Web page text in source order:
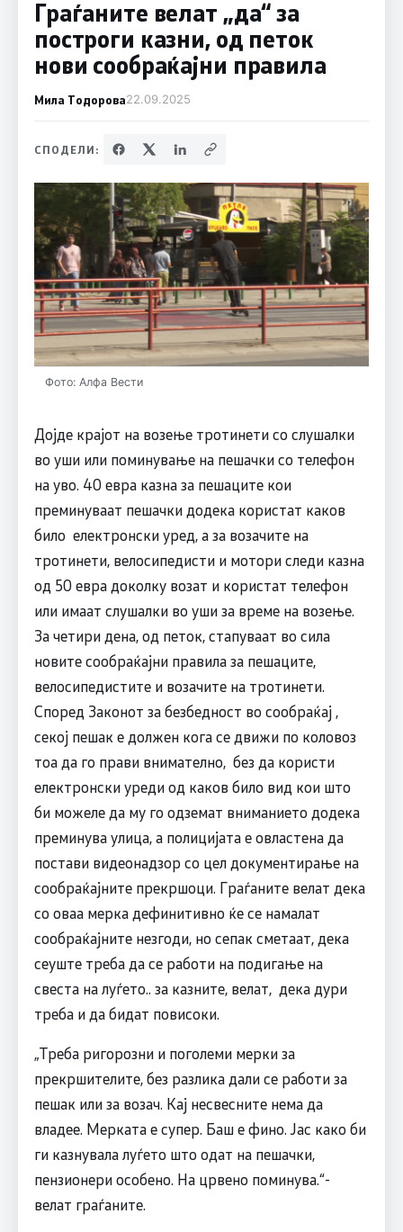
Граѓаните велат „да“ за
построги казни, од петок
нови сообраќајни правила
Мила Тодорова22.09.2025
СПОДЕЛИ:
Фото: Алфа Вести
Дојде крајот на возење тротинети со слушалки
во уши или поминување на пешачки со телефон
на уво. 40 евра казна за пешаците кои
преминуваат пешачки додека користат каков
било електронски уред, а за возачите на
тротинети, велосипедисти и мотори следи казна
од 50 евра доколку возат и користат телефон
или имаат слушалки во уши за време на возење.
За четири дена, од петок, стапуваат во сила
новите сообраќајни правила за пешаците,
велосипедистите и возачите на тротинети.
Според Законот за безбедност во сообраќај ,
секој пешак е должен кога се движи по коловоз
тоа да го прави внимателно, без да користи
електронски уреди од каков било вид кои што
би можеле да му го одземат вниманието додека
преминува улица, а полицијата е овластена да
постави видеонадзор со цел документирање на
сообраќајните прекршоци. Граѓаните велат дека
со оваа мерка дефинитивно ќе се намалат
сообраќајните незгоди, но сепак сметаат, дека
сеуште треба да се работи на подигање на
свеста на луѓето.. за казните, велат, дека дури
треба и да бидат повисоки.
„Треба ригорозни и поголеми мерки за
прекршителите, без разлика дали се работи за
пешак или за возач. Кај несвесните нема да
владее. Мерката е супер. Баш е фино. Јас како би
ги казнувала луѓето што одат на пешачки,
пензионери особено. На црвено поминува.“-
велат граѓаните.